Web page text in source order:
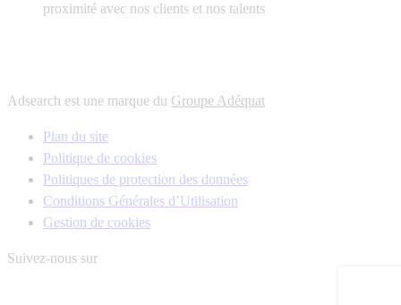
proximité avec nos clients et nos talents
Adsearch est une marque du Groupe Adéquat
Plan du site
Politique de cookies
Politiques de protection des données
Conditions Générales d’Utilisation
Gestion de cookies
Suivez-nous sur